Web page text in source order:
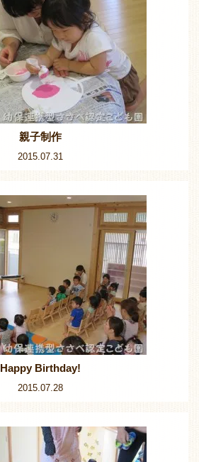
親子制作
2015.07.31
Happy Birthday!
2015.07.28